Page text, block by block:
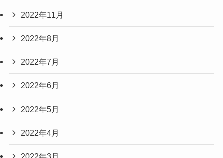
2022年11月
2022年8月
2022年7月
2022年6月
2022年5月
2022年4月
2022年3月